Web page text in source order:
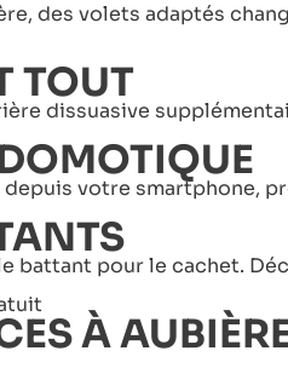
des volets adaptés
TOUT
dissuasive
votre smartphone,
battant pour le cachet.
À